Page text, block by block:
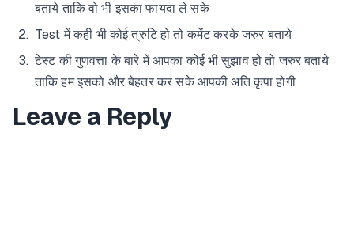
बताये ताकि वो भी इसका फायदा ले सके
Test में कही भी कोई त्रुटि हो तो कमेंट करके जरुर बताये
टेस्ट की गुणवत्ता के बारे में आपका कोई भी सुझाव हो तो जरुर बताये
ताकि हम इसको और बेहतर कर सके आपकी अति कृपा होगी
Leave a Reply